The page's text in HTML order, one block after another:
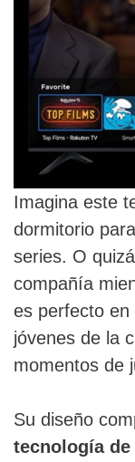
Imagina este
dormitorio
series. O
compañía
es perfecto en
jóvenes de la
momentos de
Su diseño
tecnología de